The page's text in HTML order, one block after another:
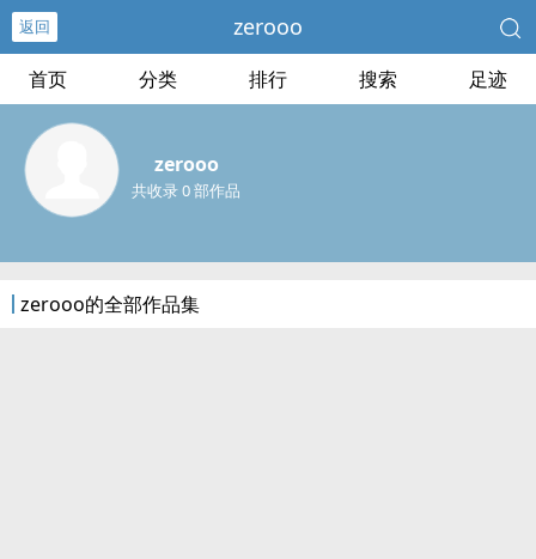
返回 zerooo
首页 分类 排行 搜索 足迹
zerooo
共收录 0 部作品
zerooo的全部作品集